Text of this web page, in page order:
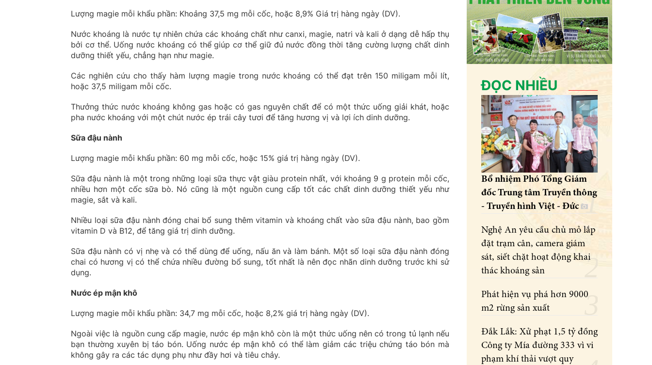
Lượng magie mỗi khẩu phần: Khoảng 37,5 mg mỗi cốc, hoặc 8,9% Giá trị hàng ngày (DV).
Nước khoáng là nước tự nhiên chứa các khoáng chất như canxi, magie, natri và kali ở dạng dễ hấp thụ
bởi cơ thể. Uống nước khoáng có thể giúp cơ thể giữ đủ nước đồng thời tăng cường lượng chất dinh
dưỡng thiết yếu, chẳng hạn như magie.
Các nghiên cứu cho thấy hàm lượng magie trong nước khoáng có thể đạt trên 150 miligam mỗi lít,
hoặc 37,5 miligam mỗi cốc.
Thưởng thức nước khoáng không gas hoặc có gas nguyên chất để có một thức uống giải khát, hoặc
pha nước khoáng với một chút nước ép trái cây tươi để tăng hương vị và lợi ích dinh dưỡng.
Sữa đậu nành
Lượng magie mỗi khẩu phần: 60 mg mỗi cốc, hoặc 15% giá trị hàng ngày (DV).
Sữa đậu nành là một trong những loại sữa thực vật giàu protein nhất, với khoảng 9 g protein mỗi cốc,
nhiều hơn một cốc sữa bò. Nó cũng là một nguồn cung cấp tốt các chất dinh dưỡng thiết yếu như
magie, sắt và kali.
Nhiều loại sữa đậu nành đóng chai bổ sung thêm vitamin và khoáng chất vào sữa đậu nành, bao gồm
vitamin D và B12, để tăng giá trị dinh dưỡng.
Sữa đậu nành có vị nhẹ và có thể dùng để uống, nấu ăn và làm bánh. Một số loại sữa đậu nành đóng
chai có hương vị có thể chứa nhiều đường bổ sung, tốt nhất là nên đọc nhãn dinh dưỡng trước khi sử
dụng.
Nước ép mận khô
Lượng magie mỗi khẩu phần: 34,7 mg mỗi cốc, hoặc 8,2% giá trị hàng ngày (DV).
Ngoài việc là nguồn cung cấp magie, nước ép mận khô còn là một thức uống nên có trong tủ lạnh nếu
bạn thường xuyên bị táo bón. Uống nước ép mận khô có thể làm giảm các triệu chứng táo bón mà
không gây ra các tác dụng phụ như đầy hơi và tiêu chảy.
ĐỌC NHIỀU
Bổ nhiệm Phó Tổng Giám
đốc Trung tâm Truyền thông
- Truyền hình Việt - Đức
Nghệ An yêu cầu chủ mỏ lắp
đặt trạm cân, camera giám
sát, siết chặt hoạt động khai
thác khoáng sản
Phát hiện vụ phá hơn 9000
m2 rừng sản xuất
Đắk Lắk: Xử phạt 1,5 tỷ đồng
Công ty Mía đường 333 vì vi
phạm khí thải vượt quy